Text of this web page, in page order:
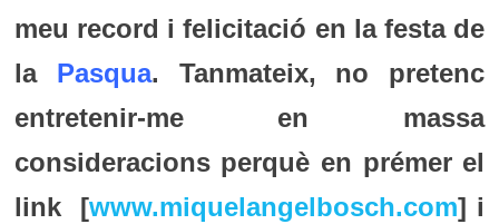
meu record i felicitació en la festa de
la Pasqua. Tanmateix, no pretenc
entretenir-me en massa
consideracions perquè en prémer el
link [www.miquelangelbosch.com] i